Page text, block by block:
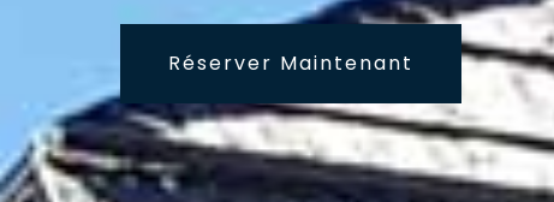
Réserver Maintenant